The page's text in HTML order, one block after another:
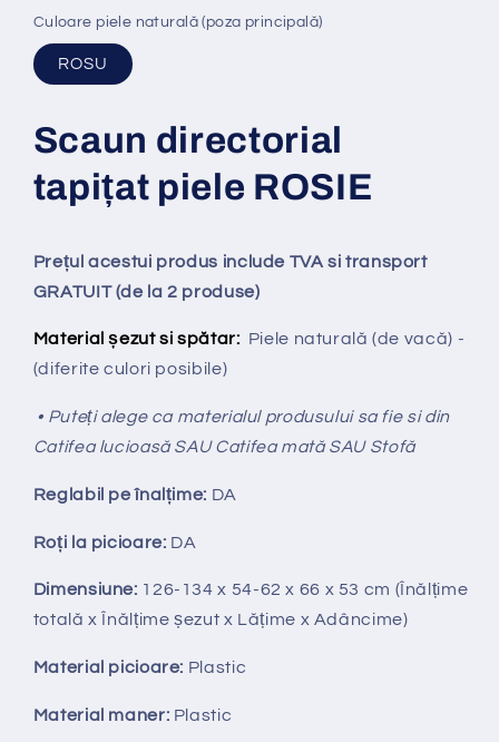
Culoare piele naturală (poza principală)
ROSU
Scaun directorial
tapițat piele ROSIE
Prețul acestui produs include TVA si transport
GRATUIT (de la 2 produse)
Material șezut si spătar: Piele naturală (de vacă) -
(diferite culori posibile)
• Puteți alege ca materialul produsului sa fie si din
Catifea lucioasă SAU Catifea mată SAU Stofă
Reglabil peînal țime: DA
Roți la picioare: DA
Dimensiune: 126-134 x 54-62 x 66 x 53 cm (Înălțime
totală x Înălțimeșezut x Lățime x Adâncime)
Material picioare: Plastic
Material maner: Plastic